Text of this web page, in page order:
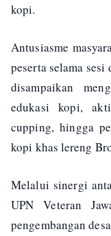
kopi.
Antusiasme
peserta selama
disampaikan
edukasi kopi,
cupping, hingga
kopi khas lereng
Melalui sinergi
UPN Veteran
pengembangan